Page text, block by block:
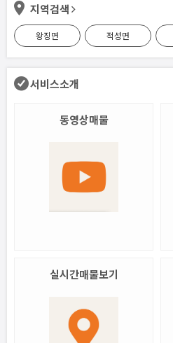
지역검색
왕징면 적성면
서비스소개
동영상매물
실시간매물보기